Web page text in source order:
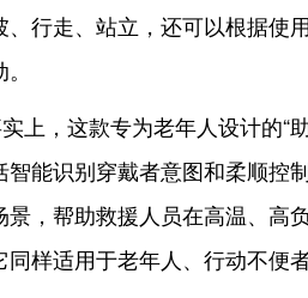
、行走、站立，还可以根据使
上，这款专为老年人设计的“
智能识别穿戴者意图和柔顺控
景，帮助救援人员在高温、高
同样适用于老年人、行动不便